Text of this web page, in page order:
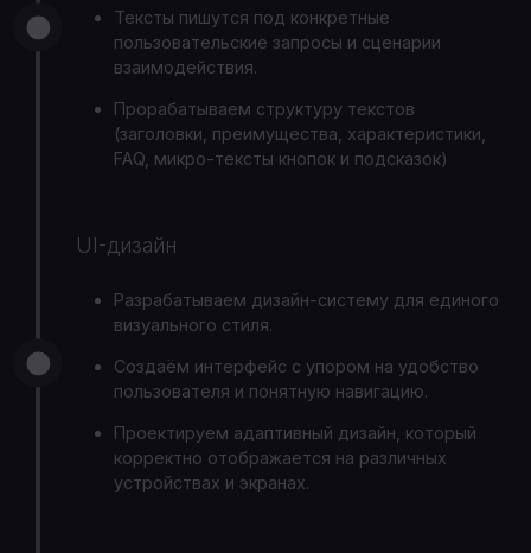
Тексты пишутся под конкретные
пользовательские запросы и сценарии
взаимодействия.
Прорабатываем структуру текстов
(заголовки, преимущества, характеристики,
FAQ, микро-тексты кнопок и подсказок)
UI-дизайн
Разрабатываем дизайн-систему для единого
визуального стиля.
Создаём интерфейс с упором на удобство
пользователя и понятную навигацию.
Проектируем адаптивный дизайн, который
корректно отображается на различных
устройствах и экранах.